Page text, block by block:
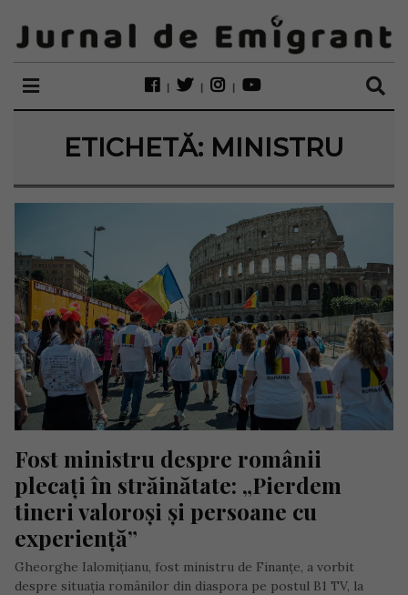
ETICHETĂ: MINISTRU
Fost ministru despre românii
plecați în străinătate: „Pierdem
tineri valoroși și persoane cu
experiență”
Gheorghe Ialomițianu, fost ministru de Finanțe, a vorbit
despre situația românilor din diaspora pe postul B1 TV, la